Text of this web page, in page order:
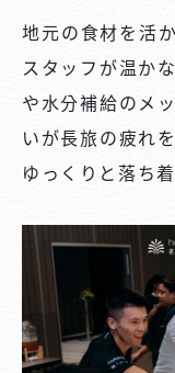
地元の食材を活
スタッフが温か
や水分補給のメ
いが長旅の疲れ
ゆっくりと落ち